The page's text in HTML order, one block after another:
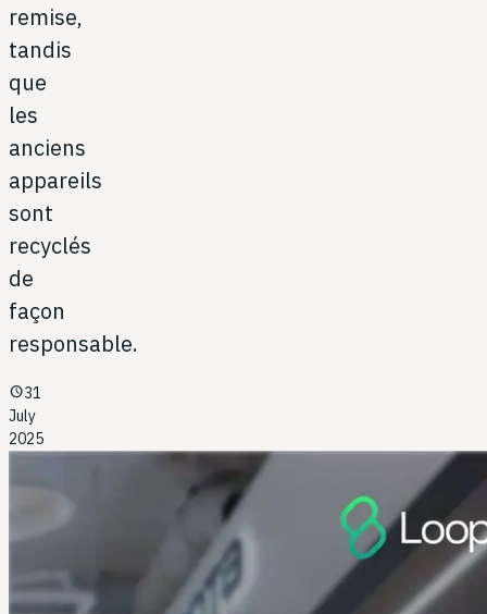
remise,
tandis
que
les
anciens
appareils
sont
recyclés
de
façon
responsable.
schedule31
July
2025